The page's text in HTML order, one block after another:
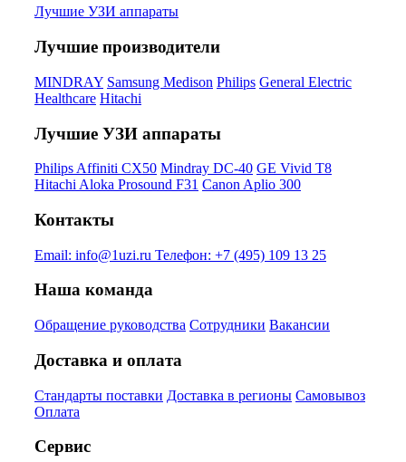
Лучшие УЗИ аппараты
Лучшие производители
MINDRAY Samsung Medison Philips General Electric
Healthcare Hitachi
Лучшие УЗИ аппараты
Philips Affiniti CX50 Mindray DC-40 GE Vivid T8
Hitachi Aloka Prosound F31 Canon Aplio 300
Контакты
Email: info@1uzi.ru Телефон: +7 (495) 109 13 25
Наша команда
Обращение руководства Сотрудники Вакансии
Доставка и оплата
Стандарты поставки Доставка в регионы Самовывоз
Оплата
Сервис